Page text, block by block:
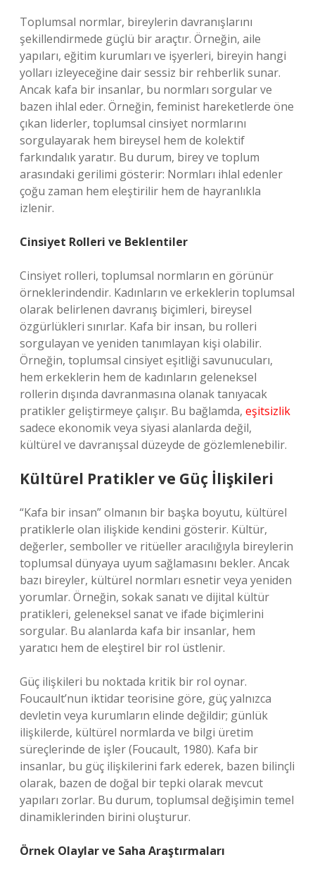
Toplumsal normlar, bireylerin davranışlarını
şekillendirmede güçlü bir araçtır. Örneğin, aile
yapıları, eğitim kurumları ve işyerleri, bireyin hangi
yolları izleyeceğine dair sessiz bir rehberlik sunar.
Ancak kafa bir insanlar, bu normları sorgular ve
bazen ihlal eder. Örneğin, feminist hareketlerde öne
çıkan liderler, toplumsal cinsiyet normlarını
sorgulayarak hem bireysel hem de kolektif
farkındalık yaratır. Bu durum, birey ve toplum
arasındaki gerilimi gösterir: Normları ihlal edenler
çoğu zaman hem eleştirilir hem de hayranlıkla
izlenir.
Cinsiyet Rolleri ve Beklentiler
Cinsiyet rolleri, toplumsal normların en görünür
örneklerindendir. Kadınların ve erkeklerin toplumsal
olarak belirlenen davranış biçimleri, bireysel
özgürlükleri sınırlar. Kafa bir insan, bu rolleri
sorgulayan ve yeniden tanımlayan kişi olabilir.
Örneğin, toplumsal cinsiyet eşitliği savunucuları,
hem erkeklerin hem de kadınların geleneksel
rollerin dışında davranmasına olanak tanıyacak
pratikler geliştirmeye çalışır. Bu bağlamda, eşitsizlik
sadece ekonomik veya siyasi alanlarda değil,
kültürel ve davranışsal düzeyde de gözlemlenebilir.
Kültürel Pratikler ve Güç İlişkileri
“Kafa bir insan” olmanın bir başka boyutu, kültürel
pratiklerle olan ilişkide kendini gösterir. Kültür,
değerler, semboller ve ritüeller aracılığıyla bireylerin
toplumsal dünyaya uyum sağlamasını bekler. Ancak
bazı bireyler, kültürel normları esnetir veya yeniden
yorumlar. Örneğin, sokak sanatı ve dijital kültür
pratikleri, geleneksel sanat ve ifade biçimlerini
sorgular. Bu alanlarda kafa bir insanlar, hem
yaratıcı hem de eleştirel bir rol üstlenir.
Güç ilişkileri bu noktada kritik bir rol oynar.
Foucault’nun iktidar teorisine göre, güç yalnızca
devletin veya kurumların elinde değildir; günlük
ilişkilerde, kültürel normlarda ve bilgi üretim
süreçlerinde de işler (Foucault, 1980). Kafa bir
insanlar, bu güç ilişkilerini fark ederek, bazen bilinçli
olarak, bazen de doğal bir tepki olarak mevcut
yapıları zorlar. Bu durum, toplumsal değişimin temel
dinamiklerinden birini oluşturur.
Örnek Olaylar ve Saha Araştırmaları